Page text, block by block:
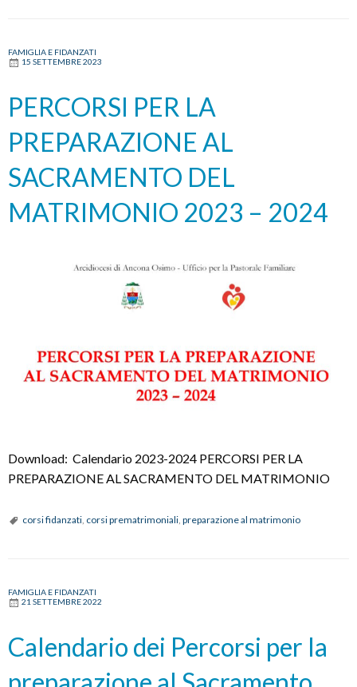
FAMIGLIA E FIDANZATI
15 SETTEMBRE 2023
PERCORSI PER LA
PREPARAZIONE AL
SACRAMENTO DEL
MATRIMONIO 2023 – 2024
Download: Calendario 2023-2024 PERCORSI PER LA
PREPARAZIONE AL SACRAMENTO DEL MATRIMONIO
corsi fidanzati, corsi prematrimoniali, preparazione al matrimonio
FAMIGLIA E FIDANZATI
21 SETTEMBRE 2022
Calendario dei Percorsi per la